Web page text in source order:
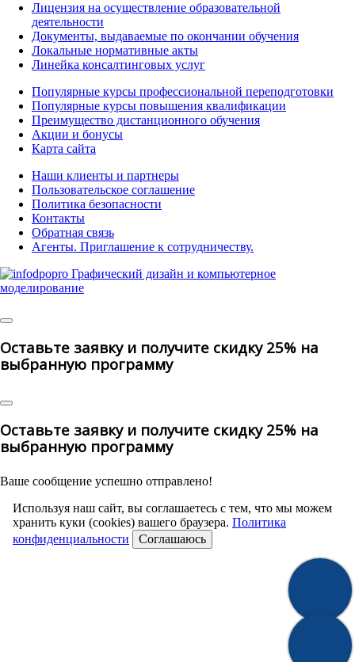
Лицензия на осуществление образовательной
деятельности
Документы, выдаваемые по окончании обучения
Локальные нормативные акты
Линейка консалтинговых услуг
Популярные курсы профессиональной переподготовки
Популярные курсы повышения квалификации
Преимущество дистанционного обучения
Акции и бонусы
Карта сайта
Наши клиенты и партнеры
Пользовательское соглашение
Политика безопасности
Контакты
Обратная связь
Агенты. Приглашение к сотрудничеству.
Оставьте заявку и получите скидку 25% на
выбранную программу
Оставьте заявку и получите скидку 25% на
выбранную программу
Ваше сообщение успешно отправлено!
Используя наш сайт, вы соглашаетесь с тем, что мы можем
хранить куки (cookies) вашего браузера. Политика
конфиденциальности
Соглашаюсь